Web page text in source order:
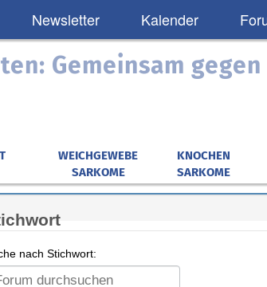
Newsletter Kalender
Gemeinsam
WEICHGEWEBE
SARKOME
KNOCHEN
SARKOME
nach Stichwort: